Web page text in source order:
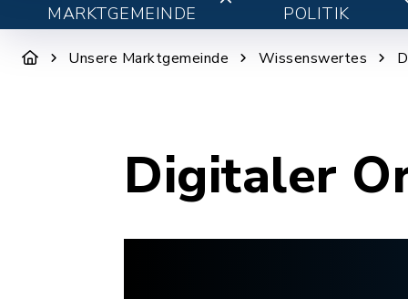
MARKTGEMEINDE
POLITIK
Unsere Marktgemeinde Wissenswertes
Digitaler